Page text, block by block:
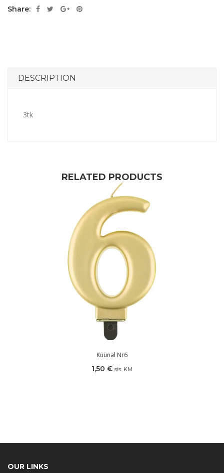
Share:
DESCRIPTION
3tk
RELATED PRODUCTS
Küünal Nr6
1,50 € sis. KM
OUR LINKS